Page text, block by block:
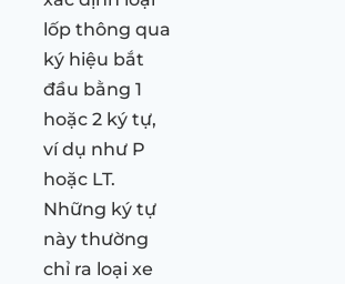
lốp thông qua
ký hiệu bắt
đầu bằng 1
hoặc 2 ký tự,
ví dụ như P
hoặc LT.
Những ký tự
này thường
chỉ ra loại xe